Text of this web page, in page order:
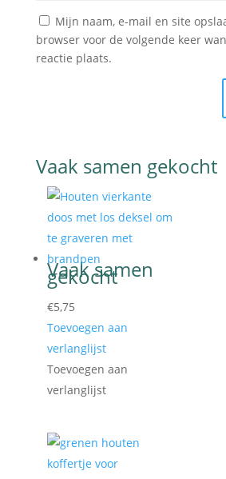
Mijn naam, e-mail en site
browser voor de volgende keer
reactie plaats.
€5,75
Toevoegen aan
verlanglijst
Toevoegen aan
verlanglijst